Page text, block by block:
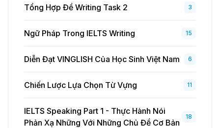
Tổng Hợp Đề Writing Task 2 3
Ngữ Pháp Trong IELTS Writing 15
Diễn Đạt VINGLISH Của Học Sinh Việt Nam 6
Chiến Lược Lựa Chọn Từ Vựng 11
IELTS Speaking Part 1 - Thực Hành Nói
Phản Xạ Những Với Những Chủ Đề Cơ Bản
18